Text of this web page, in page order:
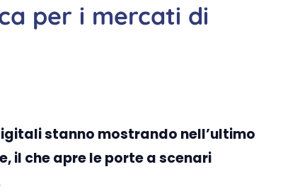
per i mercati di
stanno mostrando nell’ultimo
il che apre le porte a scenari